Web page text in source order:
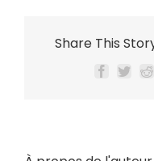
Share This
Facebook
Twitter